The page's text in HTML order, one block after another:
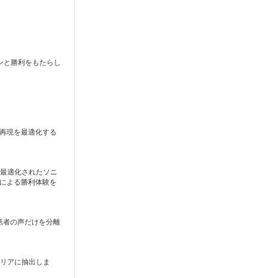
勝利をもたらし
現を最適化する
適化されたソニ
よる勝利体験を
者の声だけを分離
アに抽出しま